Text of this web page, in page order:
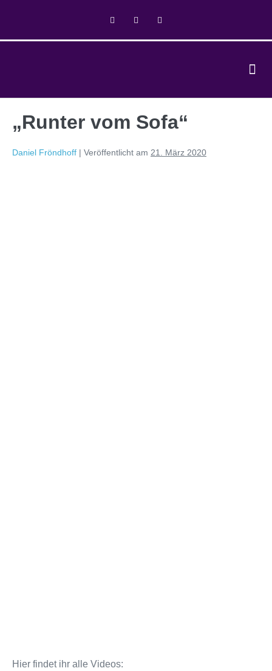
„Runter vom Sofa“
Daniel Fröndhoff | Veröffentlicht am 21. März 2020
Hier findet ihr alle Videos: